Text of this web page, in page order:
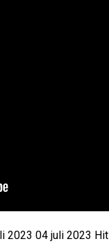
2023 04 juli 2023